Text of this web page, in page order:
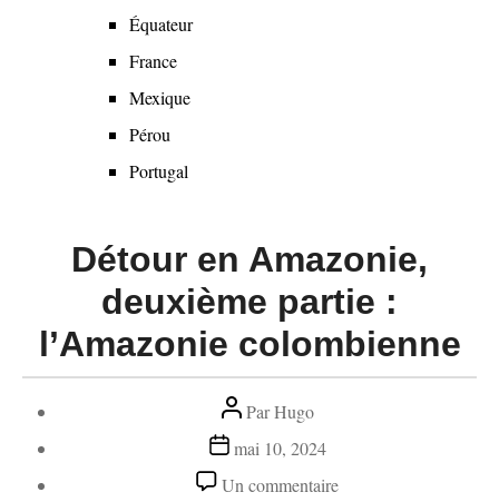
Équateur
France
Mexique
Pérou
Portugal
Détour en Amazonie,
deuxième partie :
l’Amazonie colombienne
Auteur
de
ParHugo
Date
de
mai 10, 2024
Un commentairesur